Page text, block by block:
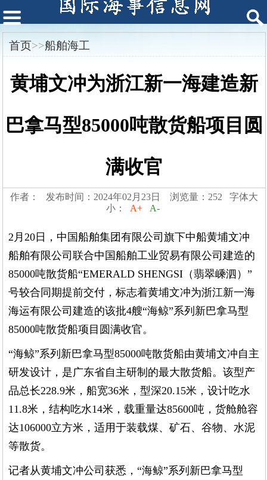
首页>>船舶海工
黄埔文冲为浙江新一海建造新
巴拿马型85000吨散货船项目圆
满收官
作者： 发布时间：2024年02月23日 浏览量：252 字体大
小：
A+ A-
2月20日，中国船舶集团有限公司旗下中船黄埔文冲
船舶有限公司联合中国船舶工业贸易有限公司建造的
85000吨散货船“EMERALD SHENGSI（翡翠嵊泗）”
号较合同期提前交付，标志着黄埔文冲为浙江新一海
海运有限公司建造的该批4艘“海鲸”系列新巴拿马型
85000吨散货船项目圆满收官。
“海鲸”系列新巴拿马型85000吨散货船由黄埔文冲自主
研发设计，是广东省自主研制的最大散货船。该型产
品总长228.9米，船宽36米，型深20.15米，设计吃水
11.8米，结构吃水14米，载重量达85600吨，货舱舱容
达106000立方米，适用于装载煤、矿石、谷物、水泥
等散货。
记者从黄埔文冲公司获悉，“海鲸”系列新巴拿马型